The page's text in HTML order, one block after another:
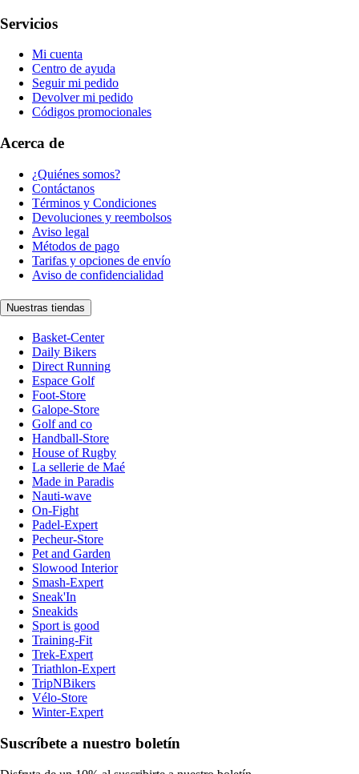
Servicios
Mi cuenta
Centro de ayuda
Seguir mi pedido
Devolver mi pedido
Códigos promocionales
Acerca de
¿Quiénes somos?
Contáctanos
Términos y Condiciones
Devoluciones y reembolsos
Aviso legal
Métodos de pago
Tarifas y opciones de envío
Aviso de confidencialidad
Nuestras tiendas
Basket-Center
Daily Bikers
Direct Running
Espace Golf
Foot-Store
Galope-Store
Golf and co
Handball-Store
House of Rugby
La sellerie de Maé
Made in Paradis
Nauti-wave
On-Fight
Padel-Expert
Pecheur-Store
Pet and Garden
Slowood Interior
Smash-Expert
Sneak'In
Sneakids
Sport is good
Training-Fit
Trek-Expert
Triathlon-Expert
TripNBikers
Vélo-Store
Winter-Expert
Suscríbete a nuestro boletín